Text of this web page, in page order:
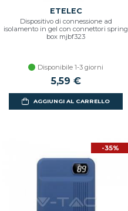
ETELEC
Dispositivo di connessione ad
isolamento in gel con connettori spring
box mjbf323
Disponibile 1-3 giorni
5,59 €
AGGIUNGI AL CARRELLO
-35%